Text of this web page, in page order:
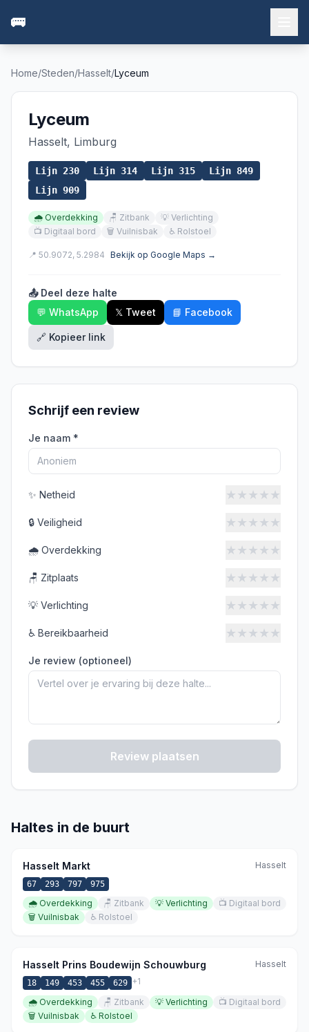
🚌
Home/Steden/Hasselt/Lyceum
Lyceum
Hasselt, Limburg
Lijn 230 Lijn 314 Lijn 315 Lijn 849
Lijn 909
🌧️ Overdekking 🪑 Zitbank 💡 Verlichting
📺 Digitaal bord 🗑️ Vuilnisbak ♿ Rolstoel
📍 50.9072, 5.2984 Bekijk op Google Maps →
📤 Deel deze halte
💬 WhatsApp
𝕏 Tweet 📘 Facebook
🔗 Kopieer link
Schrijf een review
Je naam *
✨ Netheid ★★★★★
🔒 Veiligheid ★★★★★
🌧️ Overdekking ★★★★★
🪑 Zitplaats ★★★★★
💡 Verlichting ★★★★★
♿ Bereikbaarheid ★★★★★
Je review (optioneel)
Review plaatsen
Haltes in de buurt
Hasselt Markt Hasselt
67 293 797 975
🌧️ Overdekking 🪑 Zitbank 💡 Verlichting 📺 Digitaal bord
🗑️ Vuilnisbak ♿ Rolstoel
Hasselt Prins Boudewijn Schouwburg Hasselt
18 149 453 455 629 +1
🌧️ Overdekking 🪑 Zitbank 💡 Verlichting 📺 Digitaal bord
🗑️ Vuilnisbak ♿ Rolstoel